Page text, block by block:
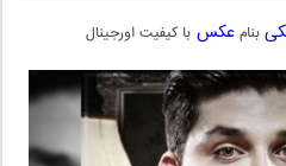
بنامعکسبا کیفیت اورجینال